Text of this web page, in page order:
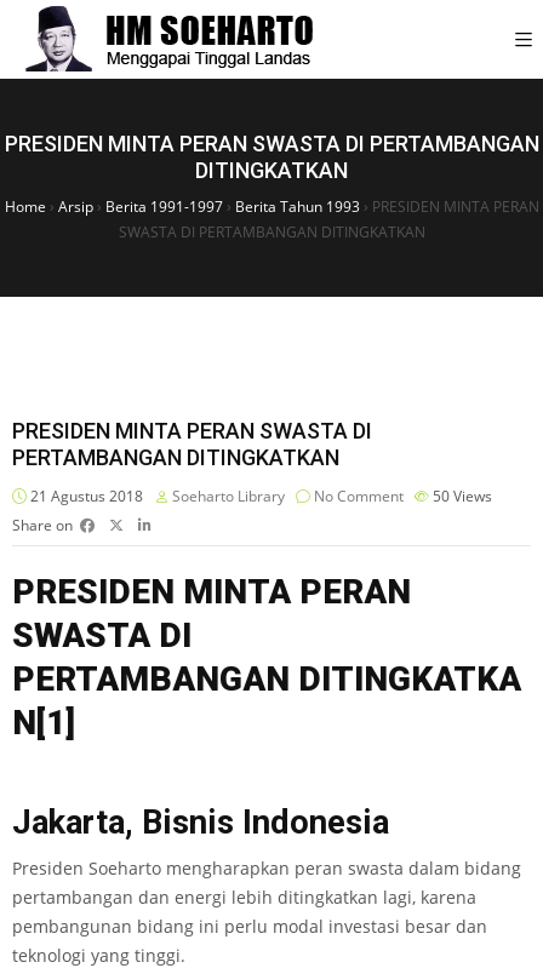
PRESIDEN MINTA PERAN SWASTA DI PERTAMBANGAN
DITINGKATKAN
Home › Arsip› Berita 1991-1997› Berita Tahun 1993› PRESIDEN MINTA PERAN
SWASTA DI PERTAMBANGAN DITINGKATKAN
PRESIDEN MINTA PERAN SWASTA DI
PERTAMBANGAN DITINGKATKAN
21 Agustus 2018 Soeharto Library No Comment 50Views
Share on
PRESIDEN MINTA PERAN
SWASTA DI
PERTAMBANGAN DITINGKATKA
N[1]
Jakarta, Bisnis Indonesia
Presiden Soeharto mengharapkan peran swasta dalam bidang
pertambangan dan energi lebih ditingkatkan lagi, karena
pembangunan bidang ini perlu modal investasi besar dan
teknologi yang tinggi.